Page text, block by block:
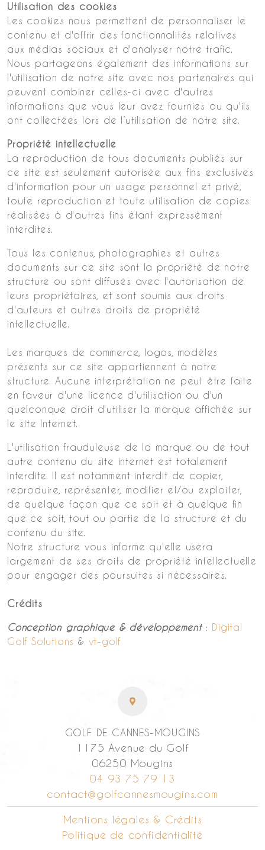
Utilisation des cookies
Les cookies nous permettent de personnaliser le
contenu et d'offrir des fonctionnalités relatives
aux médias sociaux et d'analyser notre trafic.
Nous partageons également des informations sur
l'utilisation de notre site avec nos partenaires qui
peuvent combiner celles-ci avec d'autres
informations que vous leur avez fournies ou qu'ils
ont collectées lors de l’utilisation de notre site.
Propriété intellectuelle
La reproduction de tous documents publiés sur
ce site est seulement autorisée aux fins exclusives
d'information pour un usage personnel et privé,
toute reproduction et toute utilisation de copies
réalisées à d'autres fins étant expressément
interdites.
Tous les contenus, photographies et autres
documents sur ce site sont la propriété de notre
structure ou sont diffusés avec l'autorisation de
leurs propriétaires, et sont soumis aux droits
d'auteurs et autres droits de propriété
intellectuelle.
Les marques de commerce, logos, modèles
présents sur ce site appartiennent à notre
structure. Aucune interprétation ne peut être faite
en faveur d'une licence d'utilisation ou d'un
quelconque droit d'utiliser la marque affichée sur
le site Internet.
L'utilisation frauduleuse de la marque ou de tout
autre contenu du site internet est totalement
interdite. Il est notamment interdit de copier,
reproduire, représenter, modifier et/ou exploiter,
de quelque façon que ce soit et à quelque fin
que ce soit, tout ou partie de la structure et du
contenu du site.
Notre structure vous informe qu'elle usera
largement de ses droits de propriété intellectuelle
pour engager des poursuites si nécessaires.
Crédits
Conception graphique & développement: Digital
Golf Solutions & vt-golf
GOLF DE CANNES-MOUGINS
1175 Avenue du Golf
06250 Mougins
04 93 75 79 13
contact@golfcannesmougins.com
Mentions légales & Crédits
Politique de confidentialité